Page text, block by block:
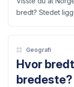
bredt? Stedet
Geografi
Hvor
bredeste?